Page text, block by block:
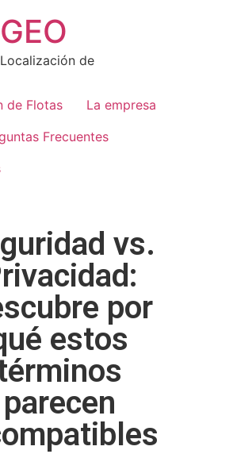
de
de Flotas
La empresa
Frecuentes
vs.
por
estos
parecen